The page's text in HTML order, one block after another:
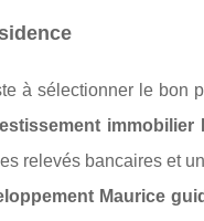
à sélectionner le bon
immobilier
relevés bancaires et
Maurice